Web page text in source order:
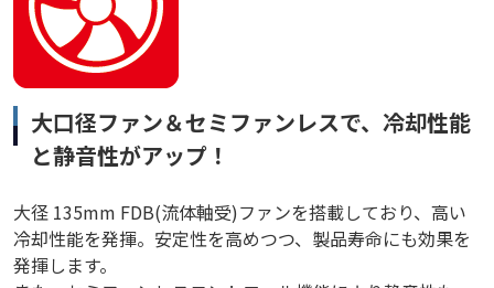
大口径ファン＆セミファンレスで、冷却性能
と静音性がアップ！
大径 135mm FDB(流体軸受)ファンを搭載しており、高い
冷却性能を発揮。安定性を高めつつ、製品寿命にも効果を
発揮します。